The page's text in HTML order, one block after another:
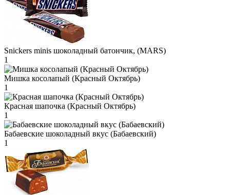
Snickers minis шоколадный батончик, (MARS)
1
Мишка косолапый (Красный Октябрь)
1
Красная шапочка (Красный Октябрь)
1
Бабаевские шоколадный вкус (Бабаевский)
1